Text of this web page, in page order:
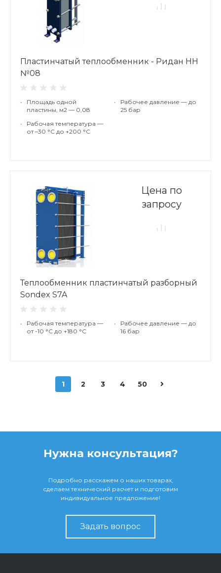
Пластинчатый теплообменник - Ридан НН
№08
•
Площадь одной
пластины, м2 — 0,08
•
Рабочая температура —
от –30 °С до +200 °С
•
Рабочее давление — до
25 бар
Цена по
запросу
Теплообменник пластинчатый разборный
Sondex S7A
•
Рабочая температура —
от -10 °С до +180 °С
•
Рабочее давление — до
16 бар
1 2 3 4 50
Нужна консультация?
Подробно расскажем о наших товарах,
сделаем технический расчет и подготовим
индивидуальное предложение!
Задать вопрос